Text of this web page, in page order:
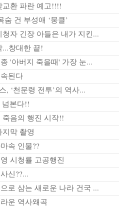
교환 파란 예고!!!!
건 부성애 ‘뭉클’
자 긴장 아들은 내가 지킨...
창대한 끝!
'아버지 죽을때' 가장 눈...
된다
, ‘천문령 전투’의 역사...
넘본다!!
음의 행진 시작!!
막 촬영
속 인물??
시청률 고공행진
신??...
로 삼는 새로운 나라 건국 ...
운 역사왜곡